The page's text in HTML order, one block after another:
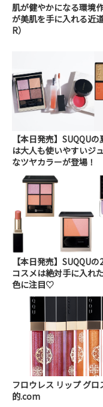
肌が健やかになる環境
が美肌を手に入れる近
R）
【本日発売】SUQQU
は大人も使いやすいジ
なツヤカラーが登場！
【本日発売】SUQQU
コスメは絶対手に入れ
色に注目♡
フロウレス リップ グロ
的.com